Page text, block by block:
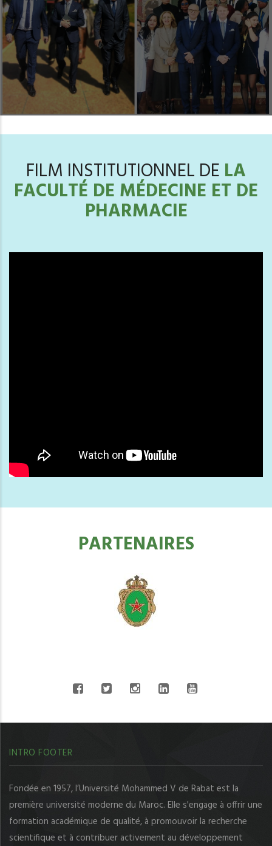
FILM INSTITUTIONNEL DE LA
FACULTÉ DE MÉDECINE ET DE
PHARMACIE
PARTENAIRES
INTRO FOOTER
Fondée en 1957, l’Université Mohammed V de Rabat est la
première université moderne du Maroc. Elle s'engage à offrir une
formation académique de qualité, à promouvoir la recherche
scientifique et à contribuer activement au développement